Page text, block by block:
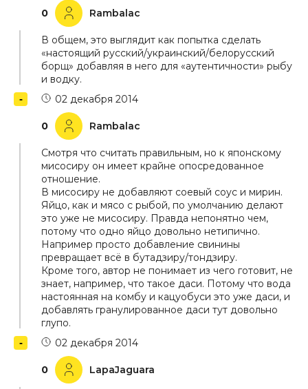
0 Rambalac
В общем, это выглядит как попытка сделать
«настоящий русский/украинский/белорусский
борщ» добавляя в него для «аутентичности» рыбу
и водку.
0 Rambalac
02 декабря 2014
Смотря что считать правильным, но к японскому
мисосиру он имеет крайне опосредованное
отношение.
В мисосиру не добавляют соевый соус и мирин.
Яйцо, как и мясо с рыбой, по умолчанию делают
это уже не мисосиру. Правда непонятно чем,
потому что одно яйцо довольно нетипично.
Например просто добавление свинины
превращает всё в бутадзиру/тондзиру.
Кроме того, автор не понимает из чего готовит, не
знает, например, что такое даси. Потому что вода
настоянная на комбу и кацуобуси это уже даси, и
добавлять гранулированное даси тут довольно
глупо.
0 LapaJaguara
02 декабря 2014